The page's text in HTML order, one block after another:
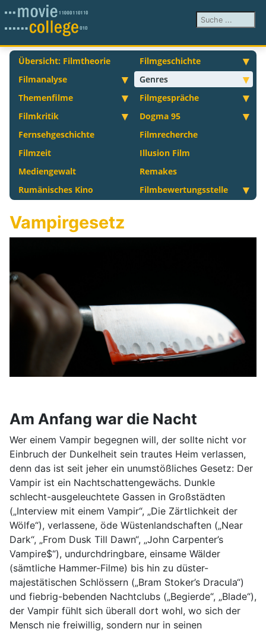
Suchen ...
Übersicht: Filmtheorie
Filmgeschichte
Filmanalyse
Genres
Themenfilme
Filmgespräche
Filmkritik
Dogma 95
Fernsehgeschichte
Filmrecherche
Filmzeit
Illusion Film
Mediengewalt
Remakes
Rumänisches Kino
Filmbewertungsstelle
Vampirgesetz
Am Anfang war die Nacht
Wer einem Vampir begegnen will, der sollte nicht vor
Einbruch der Dunkelheit sein trautes Heim verlassen,
denn das ist seit jeher ein unumstößliches Gesetz: Der
Vampir ist ein Nachtschattengewächs. Dunkle
schlecht-ausgeleuchtete Gassen in Großstädten
(„Interview mit einem Vampir“, „Die Zärtlichkeit der
Wölfe“), verlassene, öde Wüstenlandschaften („Near
Dark“, „From Dusk Till Dawn“, „John Carpenter’s
Vampire$“), undurchdringbare, einsame Wälder
(sämtliche Hammer-Filme) bis hin zu düster-
majestätischen Schlössern („Bram Stoker’s Dracula“)
und fiebrig-bebenden Nachtclubs („Begierde“, „Blade“),
der Vampir fühlt sich überall dort wohl, wo sich der
Mensch nie freiwillig, sondern nur in seinen